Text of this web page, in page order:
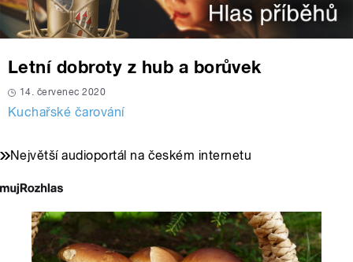
Letní dobroty z hub a borůvek
14. červenec 2020
Kuchařské čarování
Největší audioportál na českém internetu